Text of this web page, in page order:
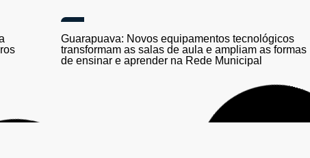
virar em alagado de Rio Bonito do Iguaçu; buscas